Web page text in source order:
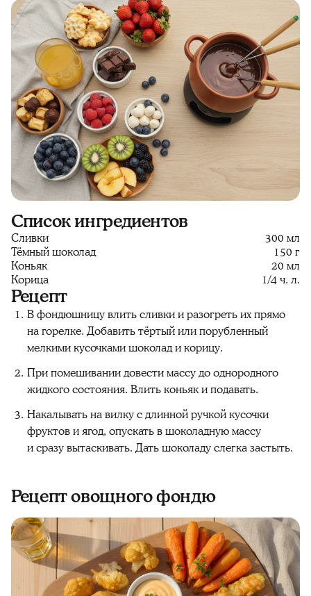
Список ингредиентов
Сливки
300 мл
Тёмный шоколад
150 г
Коньяк
20 мл
Корица
1/4 ч. л.
Рецепт
В фондюшницу влить сливки и разогреть их прямо
на горелке. Добавить тёртый или порубленный
мелкими кусочками шоколад и корицу.
При помешивании довести массу до однородного
жидкого состояния. Влить коньяк и подавать.
Накалывать на вилку с длинной ручкой кусочки
фруктов и ягод, опускать в шоколадную массу
и сразу вытаскивать. Дать шоколаду слегка застыть.
Рецепт овощного фондю